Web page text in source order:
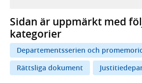
Sidan är uppmärkt med
kategorier
Departementsserien och
Rättsliga dokument